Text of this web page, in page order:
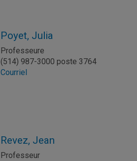
Poyet, Julia
Professeure
(514) 987-3000 poste 3764
Courriel
Revez, Jean
Professeur